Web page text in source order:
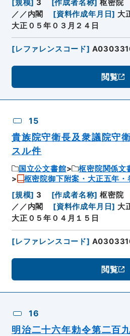
[規模] 3 [作成者名称] 枢密院
／／内閣
[資料作成年月日] 大
大正０５年０３月２４日
[レファレンスコード]
閲覧
15
貴族院守衛長及衆議院守
スル件
国立公文書館 枢密院関係文
枢密院御下附案・大正五年・
[規模] 3 [作成者名称] 枢密院
／／内閣
[資料作成年月日] 大
大正０５年０４月１５日
[レファレンスコード]
閲覧
16
明治二十六年勅令第二百